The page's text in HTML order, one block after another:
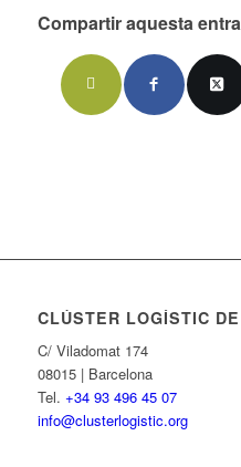
Compartir aquesta
CLÚSTER LOGÍSTIC
C/ Viladomat 174
08015 | Barcelona
Tel. +34 93 496 45 07
info@clusterlogistic.org